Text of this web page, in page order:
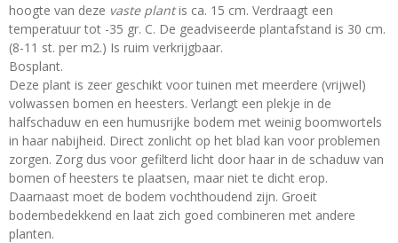
hoogte van deze vaste plantis ca. 15 cm. Verdraagt een
temperatuur tot -35 gr. C. De geadviseerde plantafstand is 30 cm.
(8-11 st. per m2.) Is ruim verkrijgbaar.
Bosplant.
Deze plant is zeer geschikt voor tuinen met meerdere (vrijwel)
volwassen bomen en heesters. Verlangt een plekje in de
halfschaduw en een humusrijke bodem met weinig boomwortels
in haar nabijheid. Direct zonlicht op het blad kan voor problemen
zorgen. Zorg dus voor gefilterd licht door haar in de schaduw van
bomen of heesters te plaatsen, maar niet te dicht erop.
Daarnaast moet de bodem vochthoudend zijn. Groeit
bodembedekkend en laat zich goed combineren met andere
planten.